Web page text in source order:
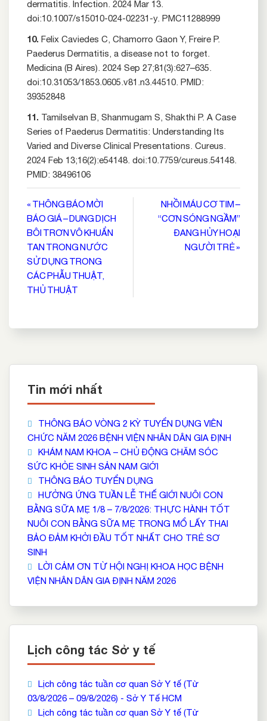
dermatitis. Infection. 2024 Mar 13.
doi:10.1007/s15010-024-02231-y. PMC11288999
10. Felix Caviedes C, Chamorro Gaon Y, Freire P.
Paederus Dermatitis, a disease not to forget.
Medicina (B Aires). 2024 Sep 27;81(3):627–635.
doi:10.31053/1853.0605.v81.n3.44510. PMID:
39352848
11. Tamilselvan B, Shanmugam S, Shakthi P. A Case
Series of Paederus Dermatitis: Understanding Its
Varied and Diverse Clinical Presentations. Cureus.
2024 Feb 13;16(2):e54148. doi:10.7759/cureus.54148.
PMID: 38496106
Điều
hướng
bài
viết
« THÔNG BÁO MỜI
BÁO GIÁ – DUNG DỊCH
BÔI TRƠN VÔ KHUẨN
TAN TRONG NƯỚC
SỬ DỤNG TRONG
CÁC PHẪU THUẬT,
THỦ THUẬT
NHỒI MÁU CƠ TIM –
“CƠN SÓNG NGẦM”
ĐANG HỦY HOẠI
NGƯỜI TRẺ »
Tin mới nhất
THÔNG BÁO VÒNG 2 KỲ TUYỂN DỤNG VIÊN
CHỨC NĂM 2026 BỆNH VIỆN NHÂN DÂN GIA ĐỊNH
KHÁM NAM KHOA – CHỦ ĐỘNG CHĂM SÓC
SỨC KHỎE SINH SẢN NAM GIỚI
THÔNG BÁO TUYỂN DỤNG
HƯỞNG ỨNG TUẦN LỄ THẾ GIỚI NUÔI CON
BẰNG SỮA MẸ 1/8 – 7/8/2026: THỰC HÀNH TỐT
NUÔI CON BẰNG SỮA MẸ TRONG MỔ LẤY THAI
BẢO ĐẢM KHỞI ĐẦU TỐT NHẤT CHO TRẺ SƠ
SINH
LỜI CẢM ƠN TỪ HỘI NGHỊ KHOA HỌC BỆNH
VIỆN NHÂN DÂN GIA ĐỊNH NĂM 2026
Lịch công tác Sở y tế
Lịch công tác tuần cơ quan Sở Y tế (Từ
03/8/2026 – 09/8/2026) - Sở Y Tế HCM
Lịch công tác tuần cơ quan Sở Y tế (Từ